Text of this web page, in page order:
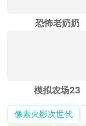
恐怖老奶奶
模拟农场23
像素火影次世代